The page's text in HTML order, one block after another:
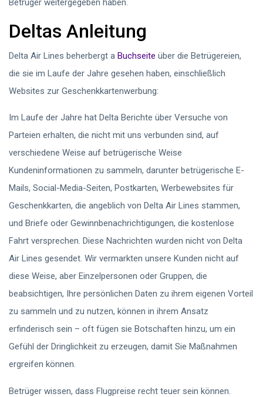
Betrüger weitergegeben haben.
Deltas Anleitung
Delta Air Lines beherbergt a Buchseite über die Betrügereien,
die sie im Laufe der Jahre gesehen haben, einschließlich
Websites zur Geschenkkartenwerbung:
Im Laufe der Jahre hat Delta Berichte über Versuche von
Parteien erhalten, die nicht mit uns verbunden sind, auf
verschiedene Weise auf betrügerische Weise
Kundeninformationen zu sammeln, darunter betrügerische E-
Mails, Social-Media-Seiten, Postkarten, Werbewebsites für
Geschenkkarten, die angeblich von Delta Air Lines stammen,
und Briefe oder Gewinnbenachrichtigungen, die kostenlose
Fahrt versprechen. Diese Nachrichten wurden nicht von Delta
Air Lines gesendet. Wir vermarkten unsere Kunden nicht auf
diese Weise, aber Einzelpersonen oder Gruppen, die
beabsichtigen, Ihre persönlichen Daten zu ihrem eigenen Vorteil
zu sammeln und zu nutzen, können in ihrem Ansatz
erfinderisch sein – oft fügen sie Botschaften hinzu, um ein
Gefühl der Dringlichkeit zu erzeugen, damit Sie Maßnahmen
ergreifen können.
Betrüger wissen, dass Flugpreise recht teuer sein können.